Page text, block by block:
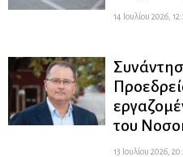
14 Ιουλίου 2026,
του
13 Ιουλίου 2026,